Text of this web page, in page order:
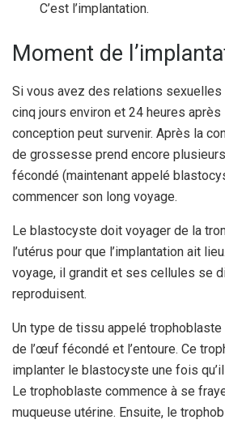
C’est l’implantation.
Moment de
Si vous avez des relations
cinq jours environ et 24 heures après
conception peut survenir. Après la
de grossesse prend encore plusieurs
fécondé (maintenant appelé
commencer son long voyage.
Le blastocyste doit voyager de la
l’utérus pour que l’implantation ait
voyage, il grandit et ses cellules se
reproduisent.
Un type de tissu appelé
de l’œuf fécondé et l’entoure. Ce
implanter le blastocyste une fois qu’il
Le trophoblaste commence à se
muqueuse utérine. Ensuite, le